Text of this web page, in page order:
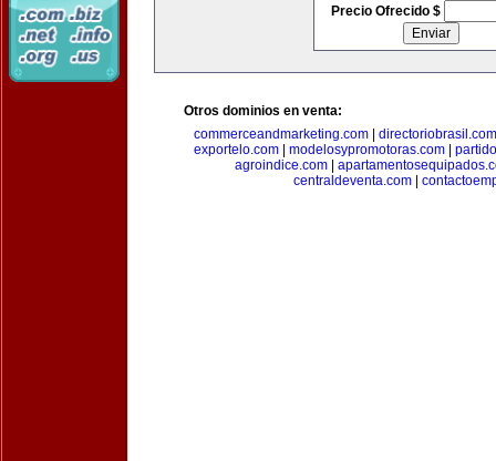
Precio Ofrecido $
Otros dominios en venta:
commerceandmarketing.com| directoriobrasil.com
exportelo.com
modelosypromotoras.com
agroindice.com
centraldeventa.com